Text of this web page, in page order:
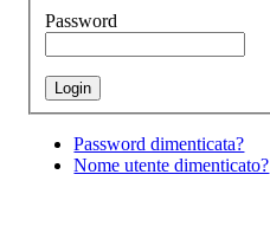
Password
Password dimenticata?
Nome utente dimenticato?